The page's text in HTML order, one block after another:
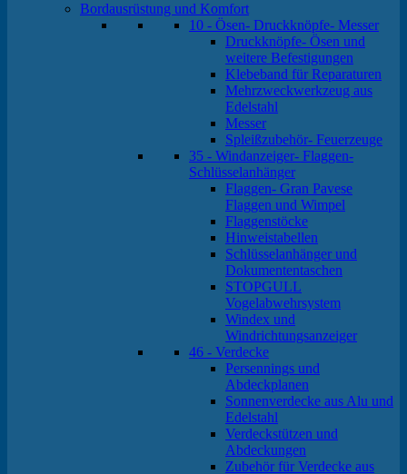
Bordausrüstung und Komfort
10 - Ösen- Druckknöpfe- Messer
Druckknöpfe- Ösen und
weitere Befestigungen
Klebeband für Reparaturen
Mehrzweckwerkzeug aus
Edelstahl
Messer
Spleißzubehör- Feuerzeuge
35 - Windanzeiger- Flaggen-
Schlüsselanhänger
Flaggen- Gran Pavese
Flaggen und Wimpel
Flaggenstöcke
Hinweistabellen
Schlüsselanhänger und
Dokumententaschen
STOPGULL
Vogelabwehrsystem
Windex und
Windrichtungsanzeiger
46 - Verdecke
Persennings und
Abdeckplanen
Sonnenverdecke aus Alu und
Edelstahl
Verdeckstützen und
Abdeckungen
Zubehör für Verdecke aus